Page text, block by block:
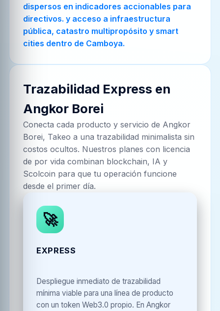
dispersos en indicadores accionables para
directivos. y acceso a infraestructura
pública, catastro multipropósito y smart
cities dentro de Camboya.
Trazabilidad Express en
Angkor Borei
Conecta cada producto y servicio de Angkor
Borei, Takeo a una trazabilidad minimalista sin
costos ocultos. Nuestros planes con licencia
de por vida combinan blockchain, IA y
Scolcoin para que tu operación funcione
desde el primer día.
🚀
EXPRESS
Despliegue inmediato de trazabilidad
mínima viable para una línea de producto
con un token Web3.0 propio. En Angkor